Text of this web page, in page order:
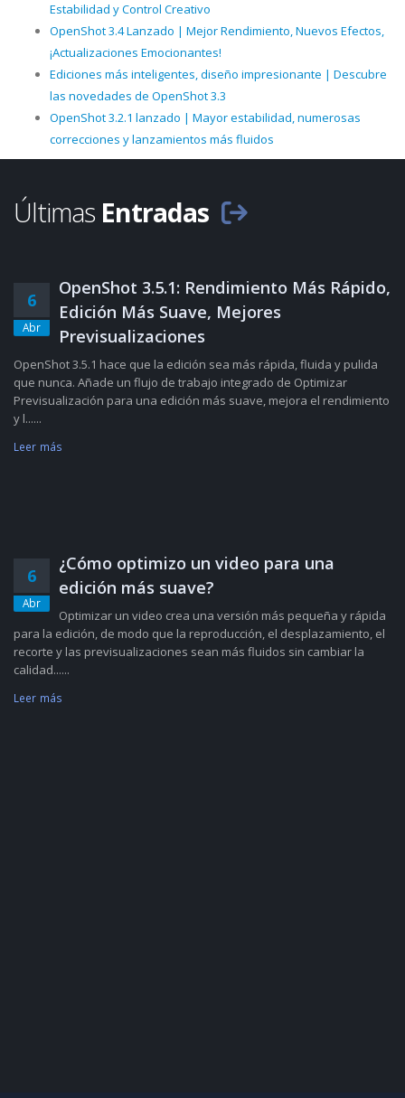
Estabilidad y Control Creativo
OpenShot 3.4 Lanzado | Mejor Rendimiento, Nuevos Efectos,
¡Actualizaciones Emocionantes!
Ediciones más inteligentes, diseño impresionante | Descubre
las novedades de OpenShot 3.3
OpenShot 3.2.1 lanzado | Mayor estabilidad, numerosas
correcciones y lanzamientos más fluidos
Últimas Entradas
6
Abr
OpenShot 3.5.1: Rendimiento Más Rápido,
Edición Más Suave, Mejores
Previsualizaciones
OpenShot 3.5.1 hace que la edición sea más rápida, fluida y pulida
que nunca. Añade un flujo de trabajo integrado de Optimizar
Previsualización para una edición más suave, mejora el rendimiento
y l......
Leer más
6
Abr
¿Cómo optimizo un video para una
edición más suave?
Optimizar un video crea una versión más pequeña y rápida
para la edición, de modo que la reproducción, el desplazamiento, el
recorte y las previsualizaciones sean más fluidos sin cambiar la
calidad......
Leer más